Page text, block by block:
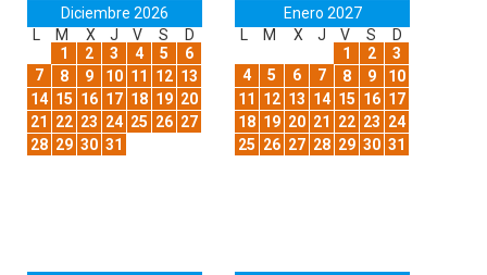
Diciembre 2026
M X J V S
D
1
2 3 4 5
6
7
8 9 10 11 12 13
14 15 16 17 18 19 20
21
22 23 24 25 26 27
28 29 30 31
Enero 2027
M X J V S
D
1
2
3
4
5 6 7 8 9
10
11
12 13 14 15 16 17
18 19 20 21 22 23 24
25 26 27 28 29 30 31